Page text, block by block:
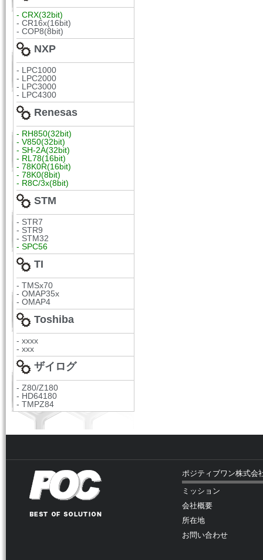
- CRX(32bit)
- CR16x(16bit)
- COP8(8bit)
NXP
- LPC1000
- LPC2000
- LPC3000
- LPC4300
Renesas
- RH850(32bit)
- V850(32bit)
- SH-2A(32bit)
- RL78(16bit)
- 78K0R(16bit)
- 78K0(8bit)
- R8C/3x(8bit)
STM
- STR7
- STR9
- STM32
- SPC56
TI
- TMSx70
- OMAP35x
- OMAP4
Toshiba
- xxxx
- xxx
ザイログ
- Z80/Z180
- HD64180
- TMPZ84
ポジティブワン株式会
ミッション
会社概要
所在地
お問い合わせ